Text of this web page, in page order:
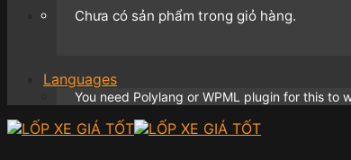
Chưa có sản phẩm trong giỏ hàng.
Languages
You need Polylang or WPML plugin for this to